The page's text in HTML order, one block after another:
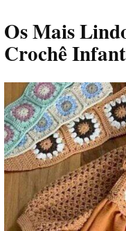
Os Mais
Crochê